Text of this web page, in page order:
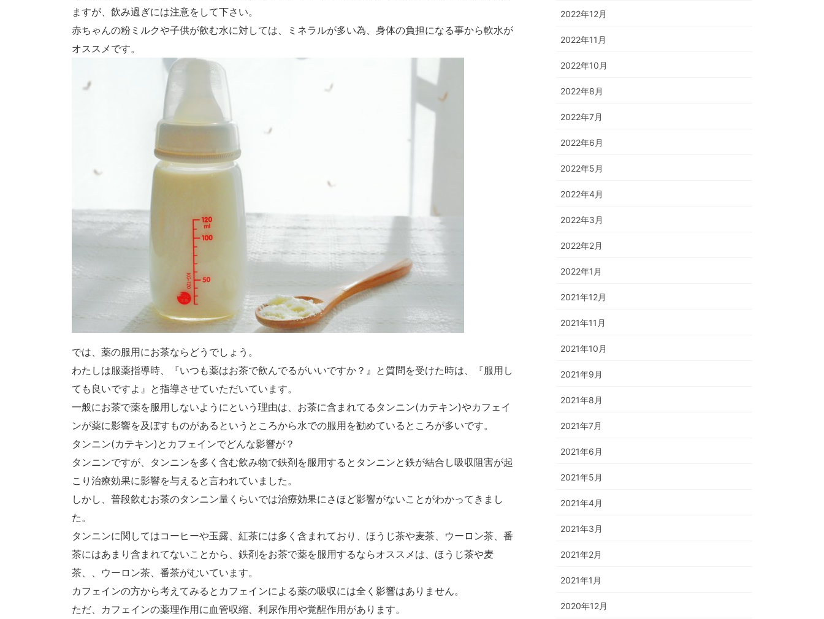
ますが、飲み過ぎには注意をして下さい。
赤ちゃんの粉ミルクや子供が飲む水に対しては、ミネラルが多い為、身体の負担になる事から軟水が
オススメです。
では、薬の服用にお茶ならどうでしょう。
わたしは服薬指導時、『いつも薬はお茶で飲んでるがいいですか？』と質問を受けた時は、『服用し
ても良いですよ』と指導させていただいています。
一般にお茶で薬を服用しないようにという理由は、お茶に含まれてるタンニン(カテキン)やカフェイ
ンが薬に影響を及ぼすものがあるというところから水での服用を勧めているところが多いです。
タンニン(カテキン)とカフェインでどんな影響が？
タンニンですが、タンニンを多く含む飲み物で鉄剤を服用するとタンニンと鉄が結合し吸収阻害が起
こり治療効果に影響を与えると言われていました。
しかし、普段飲むお茶のタンニン量くらいでは治療効果にさほど影響がないことがわかってきまし
た。
タンニンに関してはコーヒーや玉露、紅茶には多く含まれており、ほうじ茶や麦茶、ウーロン茶、番
茶にはあまり含まれてないことから、鉄剤をお茶で薬を服用するならオススメは、ほうじ茶や麦
茶、、ウーロン茶、番茶がむいています。
カフェインの方から考えてみるとカフェインによる薬の吸収には全く影響はありません。
ただ、カフェインの薬理作用に血管収縮、利尿作用や覚醒作用があります。
2022年12月
2022年11月
2022年10月
2022年8月
2022年7月
2022年6月
2022年5月
2022年4月
2022年3月
2022年2月
2022年1月
2021年12月
2021年11月
2021年10月
2021年9月
2021年8月
2021年7月
2021年6月
2021年5月
2021年4月
2021年3月
2021年2月
2021年1月
2020年12月